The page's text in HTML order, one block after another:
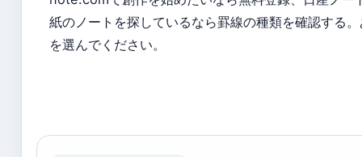
紙のノートを探しているなら罫線の種類を確認する
を選んでください。